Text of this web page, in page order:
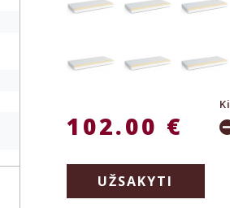
102.00 €
UŽSAKYTI